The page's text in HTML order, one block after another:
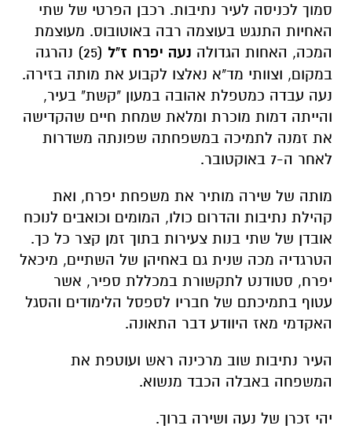
סמוך לכניסה לעיר נתיבות. רכבן הפרטי של שתי
האחיות התנגש בעוצמה רבה באוטובוס. מעוצמת
המכה, האחות הגדולה נעה יפרח ז"ל
(25) נהרגה
במקום, וצוותי מד"א נאלצו לקבוע את מותה בזירה.
נעה עבדה כמטפלת אהובה במעון "קשת" בעיר,
והייתה דמות מוכרת ומלאת שמחת חיים שהקדישה
את זמנה לתמיכה במשפחתה שפונתה משדרות
לאחר ה-7 באוקטובר.
מותה של שירה מותיר את משפחת יפרח, ואת
קהילת נתיבות והדרום כולו, המומים וכואבים לנוכח
אובדן של שתי בנות צעירות בתוך זמן קצר כל כך.
הטרגדיה מכה שנית גם באחיהן של השתיים, מיכאל
יפרח, סטודנט לתקשורת במכללת ספיר, אשר
עטוף בתמיכתם של חבריו לספסל הלימודים והסגל
האקדמי מאז היוודע דבר התאונה.
העיר נתיבות שוב מרכינה ראש ועוטפת את
המשפחה באבלה הכבד מנשוא.
יהי זכרן של נעה ושירה ברוך.